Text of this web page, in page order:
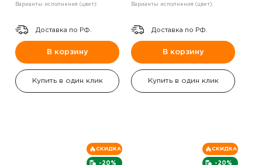
Варианты исполнения (цвет):
Доставка по РФ.
В корзину
Купить в один клик
Варианты исполнения (цвет):
Доставка по РФ.
В корзину
Купить в один клик
-20%
СКИДКА
-20%
СКИДКА